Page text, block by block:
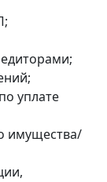
уплате
имущества/